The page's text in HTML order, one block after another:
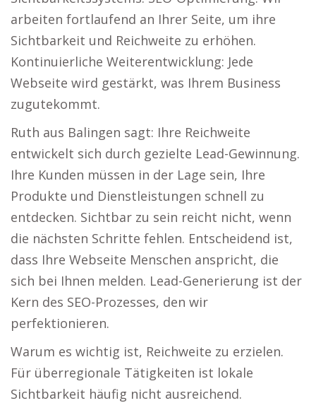
arbeiten fortlaufend an Ihrer Seite, um ihre
Sichtbarkeit und Reichweite zu erhöhen.
Kontinuierliche Weiterentwicklung: Jede
Webseite wird gestärkt, was Ihrem Business
zugutekommt.
Ruth aus Balingen sagt: Ihre Reichweite
entwickelt sich durch gezielte Lead-Gewinnung.
Ihre Kunden müssen in der Lage sein, Ihre
Produkte und Dienstleistungen schnell zu
entdecken. Sichtbar zu sein reicht nicht, wenn
die nächsten Schritte fehlen. Entscheidend ist,
dass Ihre Webseite Menschen anspricht, die
sich bei Ihnen melden. Lead-Generierung ist der
Kern des SEO-Prozesses, den wir
perfektionieren.
Warum es wichtig ist, Reichweite zu erzielen.
Für überregionale Tätigkeiten ist lokale
Sichtbarkeit häufig nicht ausreichend.